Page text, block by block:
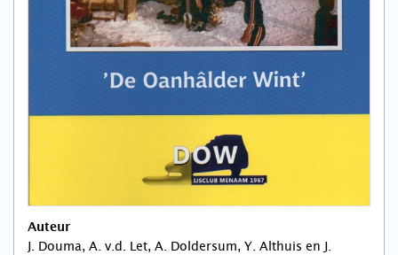
Auteur
J. Douma, A. v.d. Let, A. Doldersum, Y. Althuis en J.